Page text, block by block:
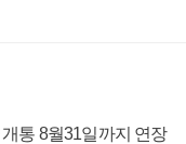
통 8월31일까지 연장